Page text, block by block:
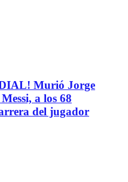
Murió Jorge
a los 68
del jugador